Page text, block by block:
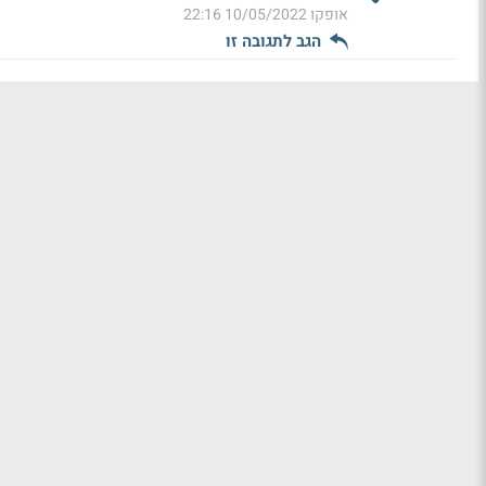
אופקו10/05/2022 22:16
הגב לתגובה זו